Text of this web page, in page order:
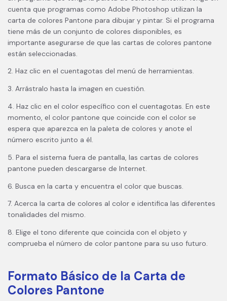
cuenta que programas como Adobe Photoshop utilizan la
carta de colores Pantone para dibujar y pintar. Si el programa
tiene más de un conjunto de colores disponibles, es
importante asegurarse de que las cartas de colores pantone
están seleccionadas.
2. Haz clic en el cuentagotas del menú de herramientas.
3. Arrástralo hasta la imagen en cuestión.
4. Haz clic en el color específico con el cuentagotas. En este
momento, el color pantone que coincide con el color se
espera que aparezca en la paleta de colores y anote el
número escrito junto a él.
5. Para el sistema fuera de pantalla, las cartas de colores
pantone pueden descargarse de Internet.
6. Busca en la carta y encuentra el color que buscas.
7. Acerca la carta de colores al color e identifica las diferentes
tonalidades del mismo.
8. Elige el tono diferente que coincida con el objeto y
comprueba el número de color pantone para su uso futuro.
Formato Básico de la Carta de
Colores Pantone